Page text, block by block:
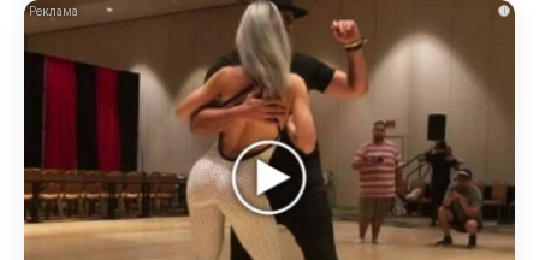
i